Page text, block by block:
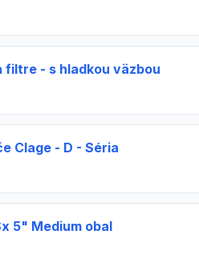
filtre - s hladkou väzbou
Clage - D - Séria
5" Medium obal